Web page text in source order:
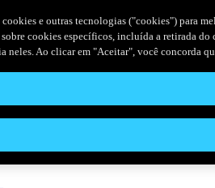
cookies e outras tecnologias ("cookies") para
sobre cookies específicos, incluída a retirada
neles. Ao clicar em "Aceitar", você concorda